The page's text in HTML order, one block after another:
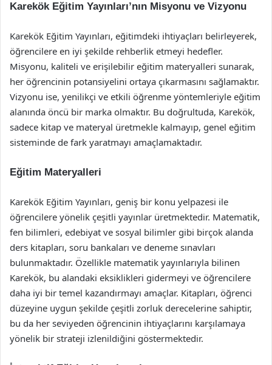
Karekök Eğitim Yayınları’nın Misyonu ve Vizyonu
Karekök Eğitim Yayınları, eğitimdeki ihtiyaçları belirleyerek,
öğrencilere en iyi şekilde rehberlik etmeyi hedefler.
Misyonu, kaliteli ve erişilebilir eğitim materyalleri sunarak,
her öğrencinin potansiyelini ortaya çıkarmasını sağlamaktır.
Vizyonu ise, yenilikçi ve etkili öğrenme yöntemleriyle eğitim
alanında öncü bir marka olmaktır. Bu doğrultuda, Karekök,
sadece kitap ve materyal üretmekle kalmayıp, genel eğitim
sisteminde de fark yaratmayı amaçlamaktadır.
Eğitim Materyalleri
Karekök Eğitim Yayınları, geniş bir konu yelpazesi ile
öğrencilere yönelik çeşitli yayınlar üretmektedir. Matematik,
fen bilimleri, edebiyat ve sosyal bilimler gibi birçok alanda
ders kitapları, soru bankaları ve deneme sınavları
bulunmaktadır. Özellikle matematik yayınlarıyla bilinen
Karekök, bu alandaki eksiklikleri gidermeyi ve öğrencilere
daha iyi bir temel kazandırmayı amaçlar. Kitapları, öğrenci
düzeyine uygun şekilde çeşitli zorluk derecelerine sahiptir,
bu da her seviyeden öğrencinin ihtiyaçlarını karşılamaya
yönelik bir strateji izlenildiğini göstermektedir.